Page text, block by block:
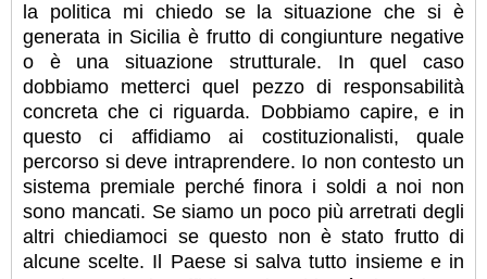
la politica mi chiedo se la situazione che si è
generata in Sicilia è frutto di congiunture negative
o è una situazione strutturale. In quel caso
dobbiamo metterci quel pezzo di responsabilità
concreta che ci riguarda. Dobbiamo capire, e in
questo ci affidiamo ai costituzionalisti, quale
percorso si deve intraprendere. Io non contesto un
sistema premiale perché finora i soldi a noi non
sono mancati. Se siamo un poco più arretrati degli
altri chiediamoci se questo non è stato frutto di
alcune scelte. Il Paese si salva tutto insieme e in